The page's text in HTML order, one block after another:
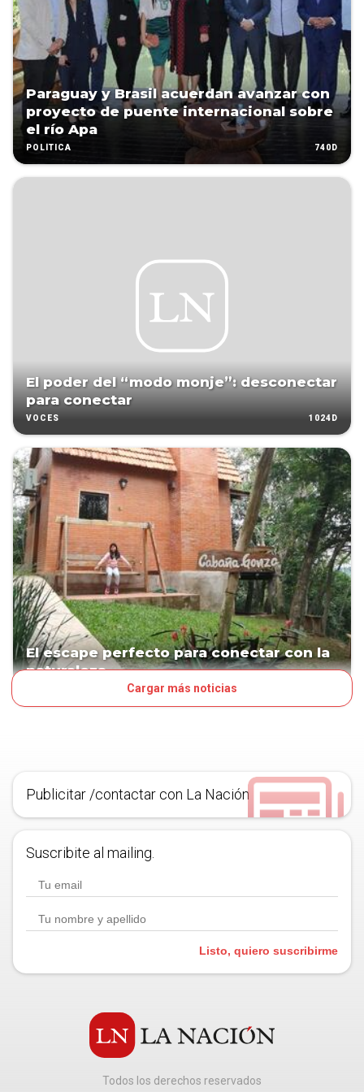
Paraguay y Brasil acuerdan avanzar con
proyecto de puente internacional sobre
el río Apa
POLÍTICA 740D
El poder del “modo monje”: desconectar
para conectar
VOCES 1024D
El escape perfecto para conectar con la
naturaleza
LA NACIÓN DEL FINDECargar más noticias
Publicitar /contactar con La Nación
Suscribite al mailing.
Listo, quiero suscribirme
Todos los derechos reservados